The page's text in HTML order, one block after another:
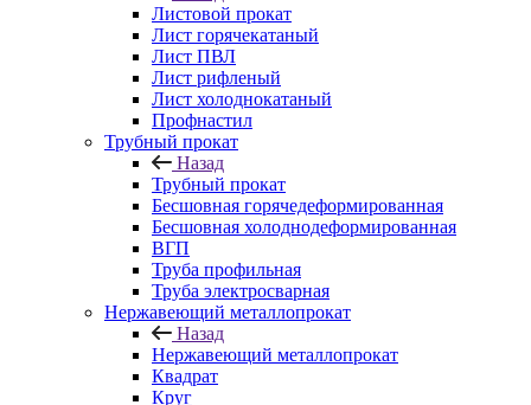
Листовой прокат
Лист горячекатаный
Лист ПВЛ
Лист рифленый
Лист холоднокатаный
Профнастил
Трубный прокат
Назад
Трубный прокат
Бесшовная горячедеформированная
Бесшовная холоднодеформированная
ВГП
Труба профильная
Труба электросварная
Нержавеющий металлопрокат
Назад
Нержавеющий металлопрокат
Квадрат
Круг